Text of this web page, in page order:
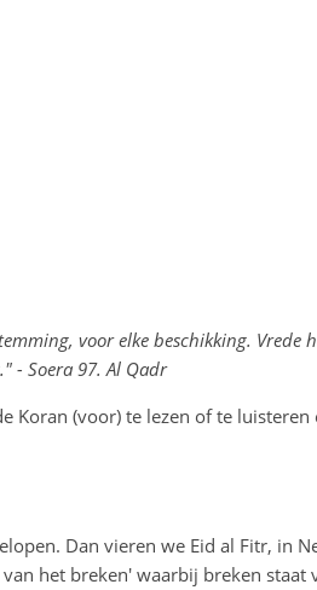
voor elke beschikking. Vrede
- Soera 97. Al Qadr
Koran (voor) te lezen of te luisteren
Dan vieren we Eid al Fitr, in
het breken' waarbij breken staat